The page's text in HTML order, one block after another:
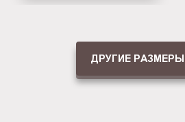
ДРУГИЕ РАЗМЕРЫ